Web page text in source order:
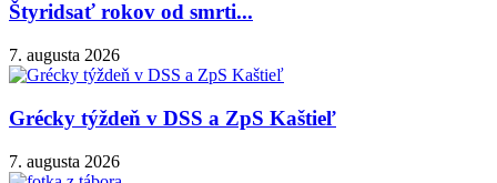
Štyridsať rokov od smrti...
7. augusta 2026
Grécky týždeň v DSS a ZpS Kaštieľ
7. augusta 2026